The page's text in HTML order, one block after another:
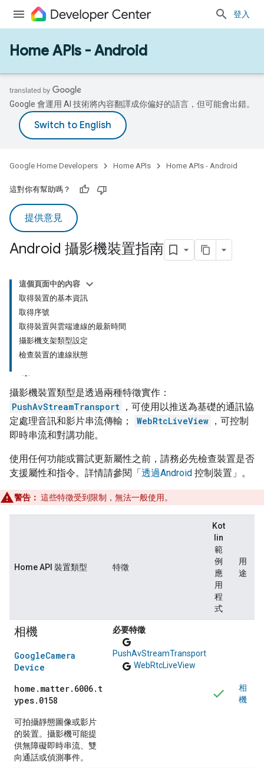
登入
Home APIs - Android
Google 會運用 AI 技術將內容翻譯成你偏好的語言，但可能會出錯。
Google Home Developers Home APIs Home APIs - Android
這對你有幫助嗎？
提供意見
Android 攝影機裝置指南
這個頁面中的內容
取得裝置的基本資訊
取得序號
取得裝置與雲端連線的最新時間
攝影機支架類型設定
檢查裝置的連線狀態
攝影機裝置類型是透過兩種特徵實作：
PushAvStreamTransport ，可使用以推送為基礎的通訊協
定處理音訊和影片串流傳輸；
WebRtcLiveView ，可控制
即時串流和對講功能。
使用任何功能或嘗試更新屬性之前，請務必先檢查裝置是否
支援屬性和指令。詳情請參閱「透過Android 控制裝置」。
警告： 這些特徵受到限制，無法一般使用。
Home API 裝置類型 特徵
Kot
lin
範
例
應
用
程
式
用
途
相機
GoogleCamera
Device
home.matter.6006.t
ypes.0158
可拍攝靜態圖像或影片
的裝置。攝影機可能提
供無障礙即時串流、雙
向通話或偵測事件。
必要特徵
google
PushAvStreamTransport
google WebRtcLiveView
相
機